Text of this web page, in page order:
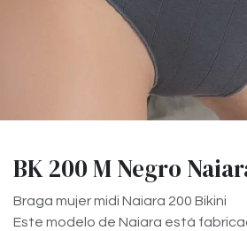
BK 200 M Negro
Braga mujer midi Naiara 200 Bikini
Este modelo de Naiara está